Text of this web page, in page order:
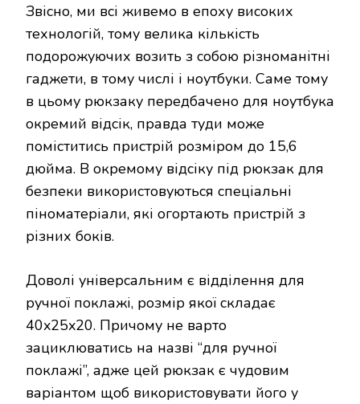
Звісно, ми всі живемо в епоху високих
технологій, тому велика кількість
подорожуючих возить з собою різноманітні
гаджети, в тому числі і ноутбуки. Саме тому
в цьому рюкзаку передбачено для ноутбука
окремий відсік, правда туди може
поміститись пристрій розміром до 15,6
дюйма. В окремому відсіку під рюкзак для
безпеки використовуються спеціальні
піноматеріали, які огортають пристрій з
різних боків.
Доволі універсальним є відділення для
ручної поклажі, розмір якої складає
40x25x20. Причому не варто
зациклюватись на назві “для ручної
поклажі”, адже цей рюкзак є чудовим
варіантом щоб використовувати його у